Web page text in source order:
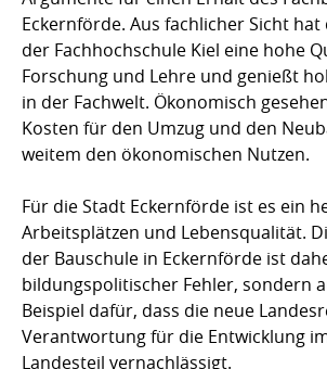
Eckernförde. Aus fachlicher Sicht hat
der Fachhochschule Kiel eine hohe
Forschung und Lehre und genießt
in der Fachwelt. Ökonomisch
Kosten für den Umzug und den
weitem den ökonomischen Nutzen.
Für die Stadt Eckernförde ist es ein
Arbeitsplätzen und Lebensqualität.
der Bauschule in Eckernförde ist
bildungspolitischer Fehler, sondern
Beispiel dafür, dass die neue
Verantwortung für die Entwicklung
Landesteil vernachlässigt.